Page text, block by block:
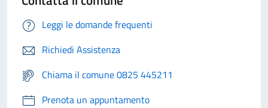
Leggi le domande frequenti
Richiedi Assistenza
Chiama il comune 0825 445211
Prenota un appuntamento